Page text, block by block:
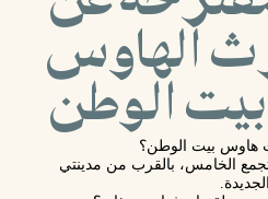
الهاوس
بيت الوطن
الخامس، بالقرب من مدينتي